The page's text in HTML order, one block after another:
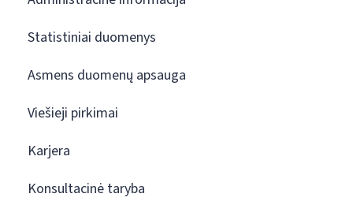
Statistiniai duomenys
Asmens duomenų apsauga
Viešieji pirkimai
Karjera
Konsultacinė taryba